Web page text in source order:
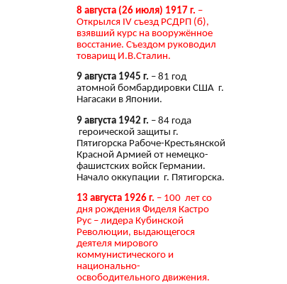
8 августа (26 июля) 1917 г. –
Открылся IV съезд РСДРП (б),
взявший курс на вооружённое
восстание. Съездом руководил
товарищ И.В.Сталин.
9 августа 1945 г. – 81 год
атомной бомбардировки США г.
Нагасаки в Японии.
9 августа 1942 г. – 84 года
героической защиты г.
Пятигорска Рабоче-Крестьянской
Красной Армией от немецко-
фашистских войск Германии.
Начало оккупации г. Пятигорска.
13 августа 1926 г. – 100 лет со
дня рождения Фиделя Кастро
Рус – лидера Кубинской
Революции, выдающегося
деятеля мирового
коммунистического и
национально-
освободительного движения.